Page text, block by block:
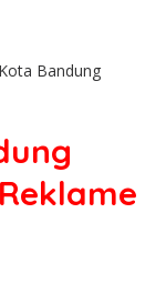
Bandung